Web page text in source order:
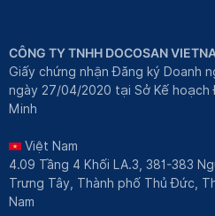
CÔNG TY TNHH DOCOSAN
Giấy chứng nhận Đăng ký Doanh
ngày 27/04/2020 tại Sở Kế hoạch
Minh
Việt Nam
4.09 Tầng 4 Khối LA.3, 381-383
Trưng Tây, Thành phố Thủ Đức,
Nam